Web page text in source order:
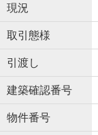
現況
取引態様
引渡し
建築確認番号
物件番号